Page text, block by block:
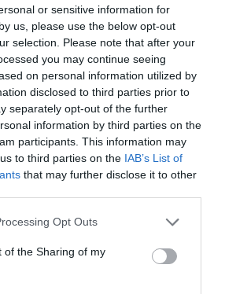
or sensitive information for
us, please use the below opt-out
selection. Please note that after your
you may continue seeing
on personal information utilized by
disclosed to third parties prior to
separately opt-out of the further
information by third parties on the
participants. This information may
to third parties on the IAB’s List of
that may further disclose it to other
Opt Outs
of the Sharing of my